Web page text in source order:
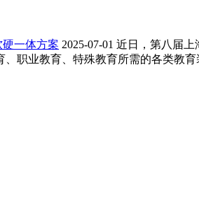
一体方案 2025-07-01 近日，第八届上
职业教育、特殊教育所需的各类教育